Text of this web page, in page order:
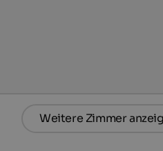
Weitere Zimmer